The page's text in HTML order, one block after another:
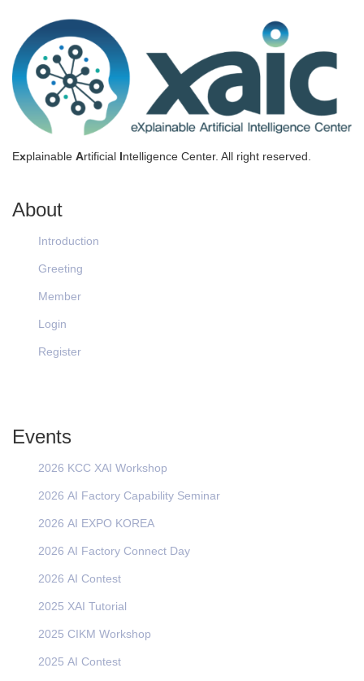
Explainable Artificial Intelligence Center. All right reserved.
About
Introduction
Greeting
Member
Login
Register
Events
2026 KCC XAI Workshop
2026 AI Factory Capability Seminar
2026 AI EXPO KOREA
2026 AI Factory Connect Day
2026 AI Contest
2025 XAI Tutorial
2025 CIKM Workshop
2025 AI Contest